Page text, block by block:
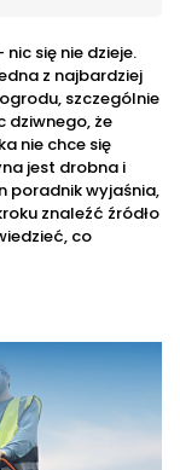
się nie dzieje.
z najbardziej
szczególnie
dziwnego, że
nie chce się
jest drobna i
poradnik wyjaśnia,
znaleźć źródło
co